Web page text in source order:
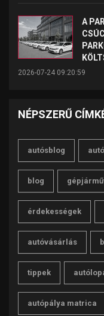
A
2026-07-24 09:20:59
NÉPSZERŰ
autósblog
blog
érdekességek
autóvásárlás
tippek
autópálya matrica